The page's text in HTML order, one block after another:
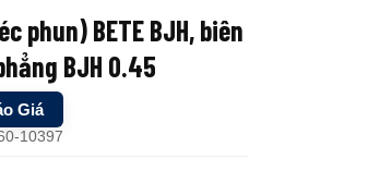
phun) BETE BJH, biên
BJH 0.45
Giá
10397